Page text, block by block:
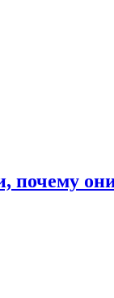
почему